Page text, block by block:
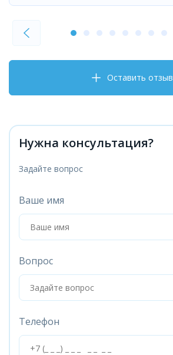
Оставить отзыв
Нужна консультация?
Задайте вопрос
Ваше имя
Вопрос
Телефон